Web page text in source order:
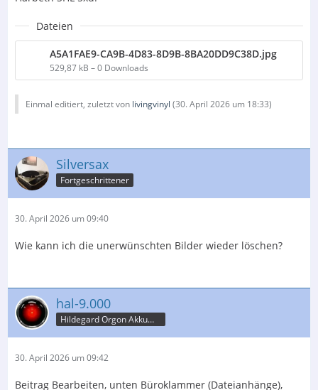
Dateien
A5A1FAE9-CA9B-4D83-8D9B-8BA20DD9C38D.jpg
529,87 kB – 0 Downloads
Einmal editiert, zuletzt von livingvinyl (30. April 2026 um 18:33)
Silversax
Fortgeschrittener
30. April 2026 um 09:40
Wie kann ich die unerwünschten Bilder wieder löschen?
hal-9.000
Hildegard Orgon Akkumulator
30. April 2026 um 09:42
Beitrag Bearbeiten, unten Büroklammer (Dateianhänge),